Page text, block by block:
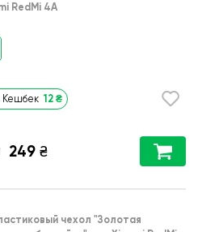
RedMi 4A
Кешбек 12 ₴
249 ₴
чехол "Золотая